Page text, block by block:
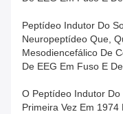
Peptídeo Indutor Do
Neuropeptídeo Que,
Mesodiencefálico De
De EEG Em Fuso E
O Peptídeo Indutor
Primeira Vez Em